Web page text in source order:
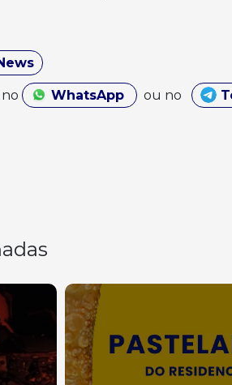
WhatsApp ou no